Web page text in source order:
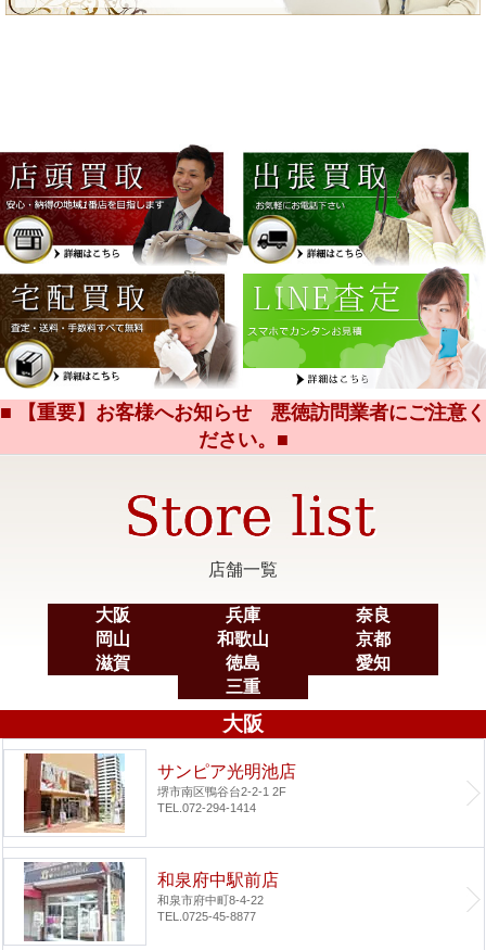
■ 【重要】お客様へお知らせ 悪徳訪問業者にご注意く
ださい。■
店舗一覧
大阪 兵庫
奈良
岡山
和歌山
京都
滋賀
徳島
愛知
三重
大阪
サンピア光明池店
堺市南区鴨谷台2-2-1 2F
TEL.072-294-1414
和泉府中駅前店
和泉市府中町8-4-22
TEL.0725-45-8877